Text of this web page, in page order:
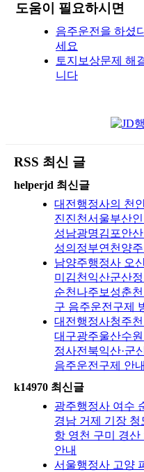
도움이 필요하시면
음주운전을 하셨
세요
토지보상문제 해
니다
RSS 최신 글
helperjd 최신글
대전행정사의 천
진진천서울부산
성남광명김포안
성의정부연천양
남양주행정사 오
미김천익산군산
순천나주보성춘
구 음주운전구제
대전행정사청주
대구광주울산수
정사전북익산·군
음주운전구제 안
k14970 최신글
광주행정사 여수
경남 거제 기장
항 영천 구미 경산
안내
서울행정사 고양